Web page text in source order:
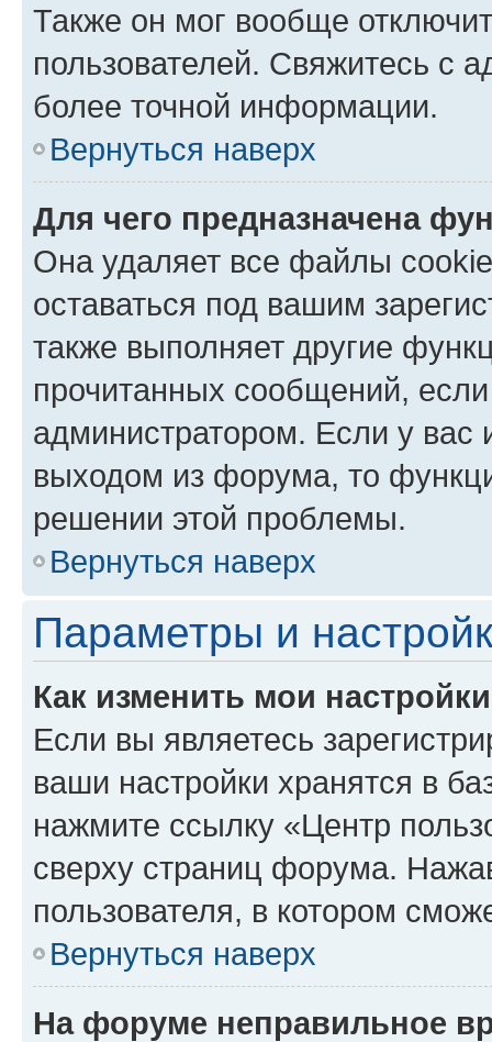
Также он мог вообще
пользователей. Свяжитесь с
более точной информации.
Вернуться наверх
Для чего предназначена
Она удаляет все файлы
оставаться под вашим
также выполняет другие
прочитанных сообщений,
администратором. Если у
выходом из форума, то
решении этой проблемы.
Вернуться наверх
Параметры и
Как изменить мои
Если вы являетесь
ваши настройки хранятся в
нажмите ссылку «Центр
сверху страниц форума.
пользователя, в котором
Вернуться наверх
На форуме неправильное